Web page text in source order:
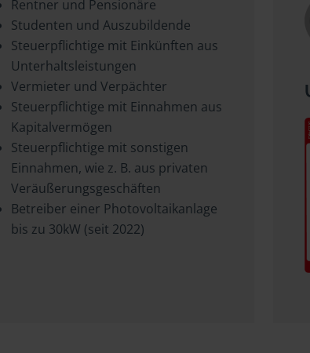
Rentner und Pensionäre
Studenten und Auszubildende
Steuerpflichtige mit Einkünften aus
Unterhaltsleistungen
Vermieter und Verpächter
Steuerpflichtige mit Einnahmen aus
Kapitalvermögen
Steuerpflichtige mit sonstigen
Einnahmen, wie z. B. aus privaten
Veräußerungsgeschäften
Betreiber einer Photovoltaikanlage
bis zu 30kW (seit 2022)